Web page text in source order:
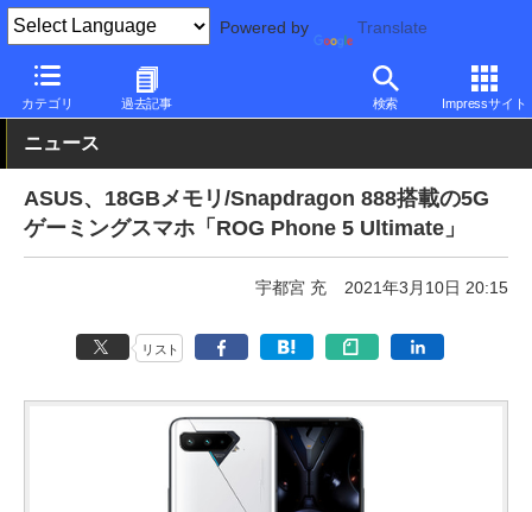
Powered by Translate
カテゴリ 過去記事 検索 Impressサイト
PC Watch パソコン/タブレット/スマートフォン スマートフォン
ニュース
ASUS、18GBメモリ/Snapdragon 888搭載の5G
ゲーミングスマホ「ROG Phone 5 Ultimate」
宇都宮 充 2021年3月10日 20:15
リスト